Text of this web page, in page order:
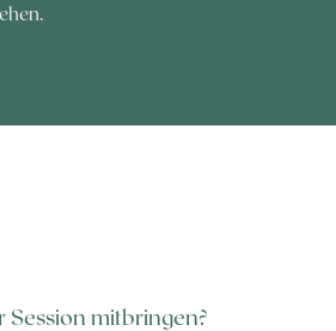
Session mitbringen?